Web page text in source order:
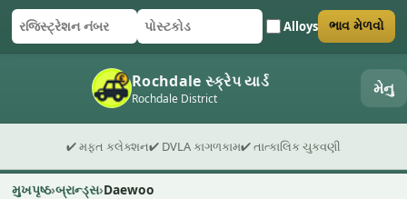
રજિસ્ટ્રેશન નંબર
પોસ્ટકોડ Alloys
ફોર્મ સબમિટ કરો ભાવ મેળવો
Rochdale સ્ક્રેપ યાર્ડ
Rochdale District મેનુ
✔ મફત કલેક્શન✔ DVLA કાગળકામ✔ તાત્કાલિક ચુકવણી
મુખપૃષ્ઠ બ્રાન્ડ્સ Daewoo